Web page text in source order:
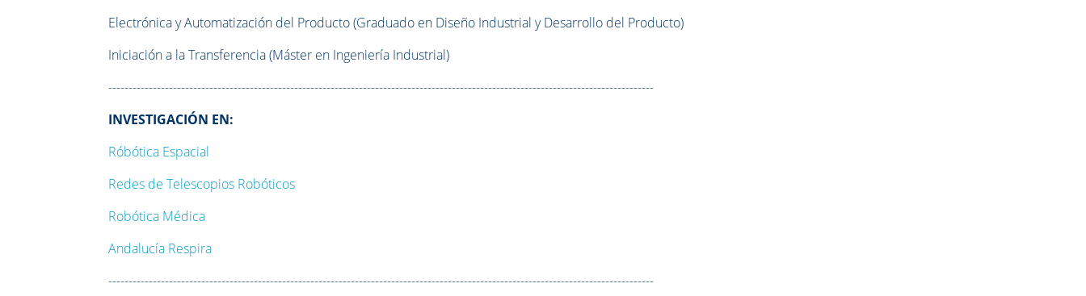
Electrónica y Automatización del Producto (Graduado en Diseño Industrial y Desarrollo del Producto)
Iniciación a la Transferencia (Máster en Ingeniería Industrial)
---------------------------------------------------------------------------------------------------------------------------------------
INVESTIGACIÓN EN:
Róbótica Espacial
Redes de Telescopios Robóticos
Robótica Médica
Andalucía Respira
---------------------------------------------------------------------------------------------------------------------------------------